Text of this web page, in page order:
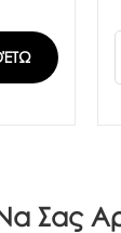
Σας